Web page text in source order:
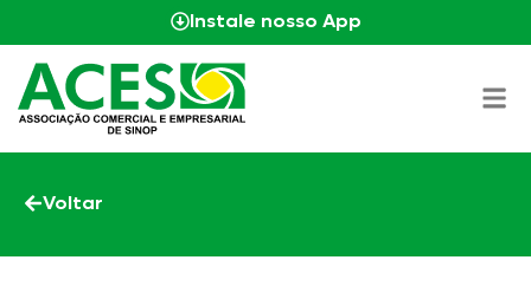
Instale nosso App
Voltar